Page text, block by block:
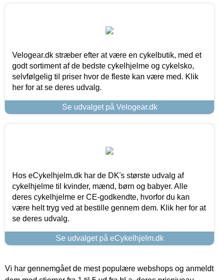
Velogear.dk stræber efter at være en cykelbutik, med et
godt sortiment af de bedste cykelhjelme og cykelsko,
selvfølgelig til priser hvor de fleste kan være med. Klik
her for at se deres udvalg.
Se udvalget på Velogear.dk
Hos eCykelhjelm.dk har de DK's største udvalg af
cykelhjelme til kvinder, mænd, børn og babyer. Alle
deres cykelhjelme er CE-godkendte, hvorfor du kan
være helt tryg ved at bestille gennem dem. Klik her for at
se deres udvalg.
Se udvalget på eCykelhjelm.dk
Vi har gennemgået de mest populære webshops og anmeldt